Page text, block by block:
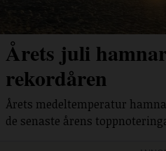
Årets juli
rekordåren
Årets medeltemperatur
de senaste årens